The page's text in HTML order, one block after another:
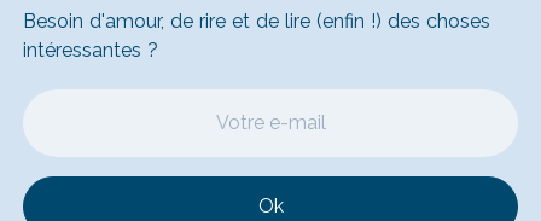
Besoin d'amour, de rire et de lire (enfin !) des choses
intéressantes ?
Ok